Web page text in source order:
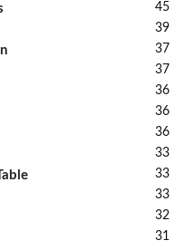
45
39
37
37
36
36
36
33
33
33
32
31